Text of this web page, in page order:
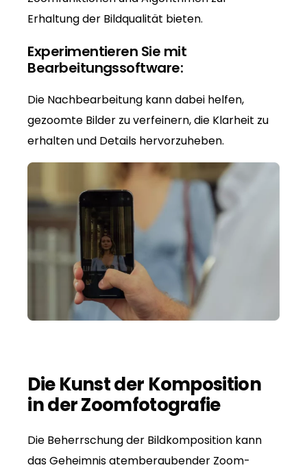
Erhaltung der Bildqualität bieten.
Experimentieren Sie mit
Bearbeitungssoftware:
Die Nachbearbeitung kann dabei helfen,
gezoomte Bilder zu verfeinern, die Klarheit zu
erhalten und Details hervorzuheben.
Die Kunst der Komposition
in der Zoomfotografie
Die Beherrschung der Bildkomposition kann
das Geheimnis atemberaubender Zoom-